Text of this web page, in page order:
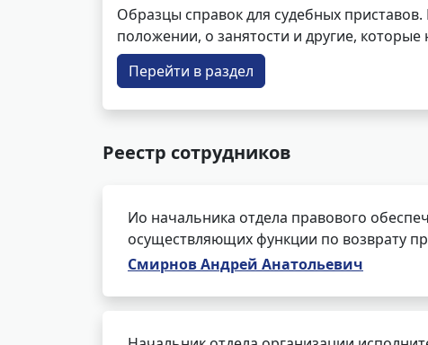
Образцы справок для судебных
положении, о занятости и другие,
Перейти в раздел
Реестр сотрудников
Ио начальника отдела правового
осуществляющих функции по возврату
Смирнов Андрей Анатольевич